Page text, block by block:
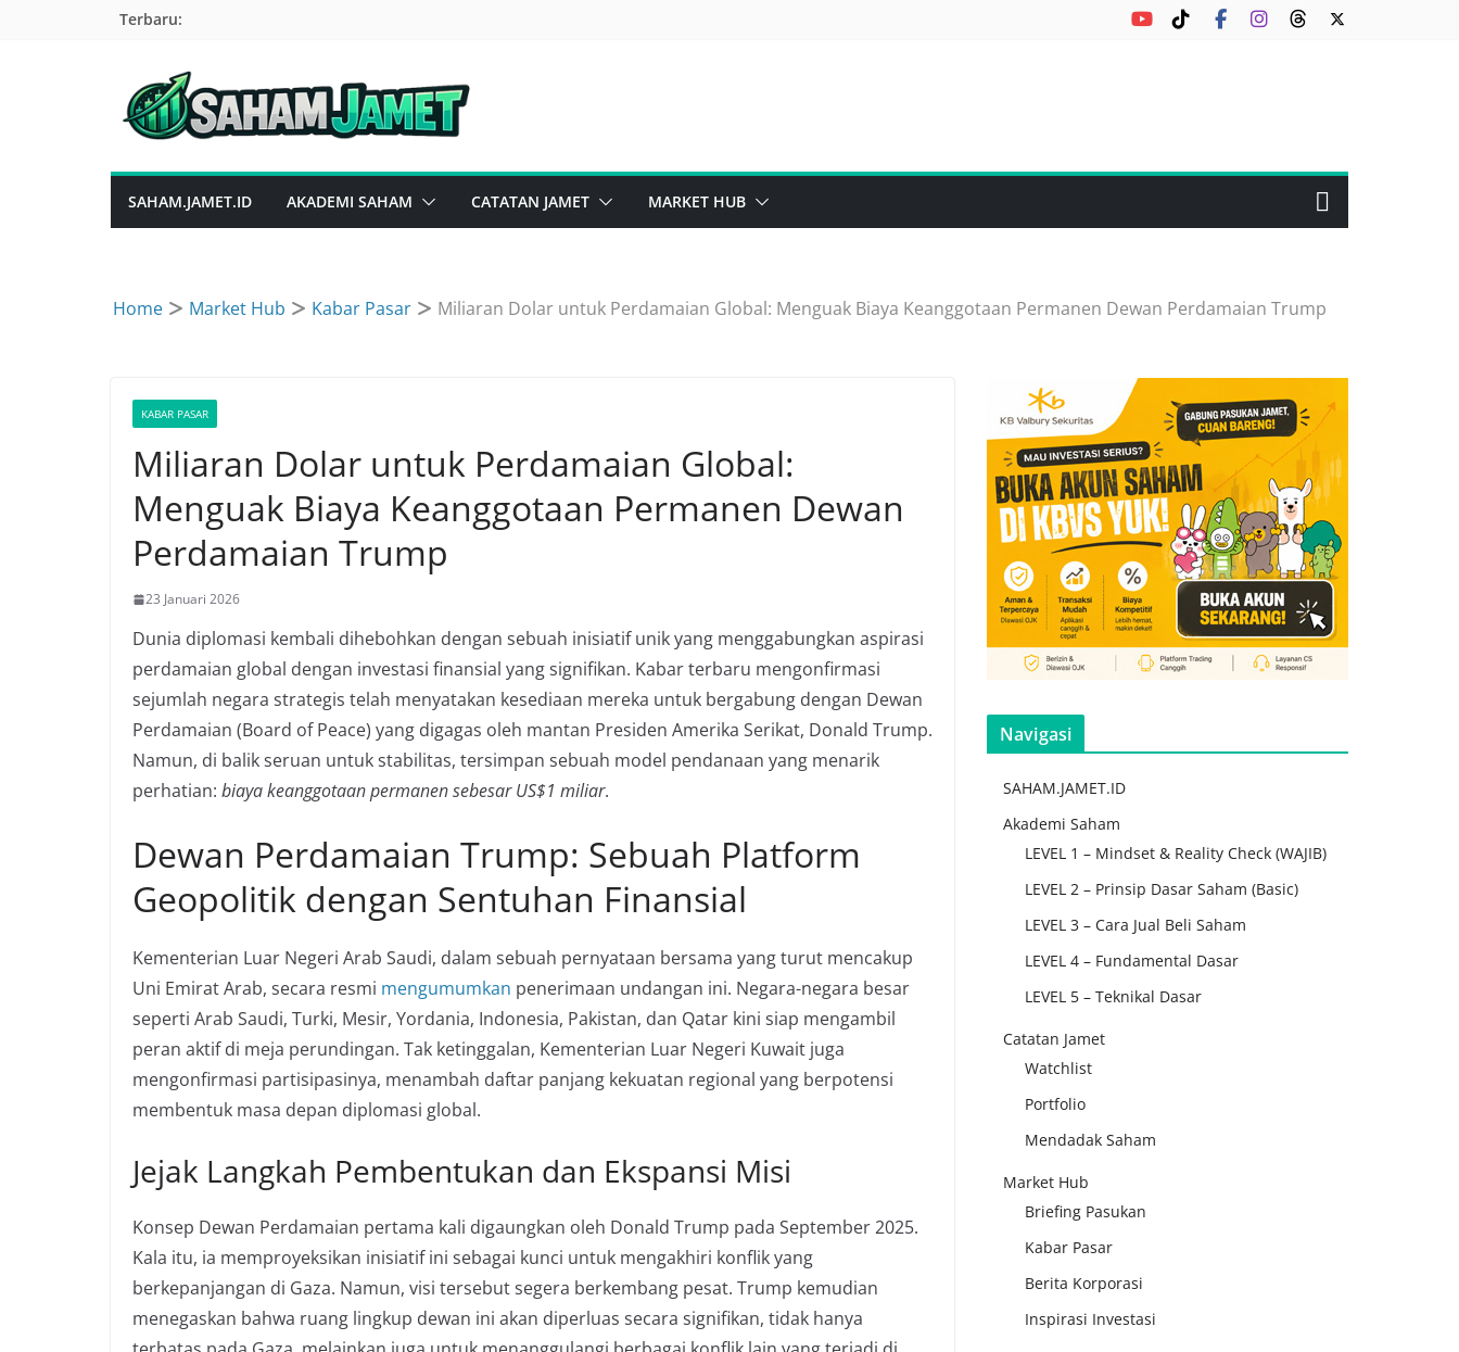
Terbaru:
SAHAM.JAMET.ID AKADEMI SAHAM CATATAN JAMET MARKET HUB
Home Market Hub Kabar Pasar Miliaran Dolar untuk Perdamaian Global: Menguak Biaya Keanggotaan Permanen Dewan Perdamaian Trump
KABAR PASAR
Miliaran Dolar untuk Perdamaian Global:
Menguak Biaya Keanggotaan Permanen Dewan
Perdamaian Trump
23 Januari 2026
Dunia diplomasi kembali dihebohkan dengan sebuah inisiatif unik yang menggabungkan aspirasi
perdamaian global dengan investasi finansial yang signifikan. Kabar terbaru mengonfirmasi
sejumlah negara strategis telah menyatakan kesediaan mereka untuk bergabung dengan Dewan
Perdamaian (Board of Peace) yang digagas oleh mantan Presiden Amerika Serikat, Donald Trump.
Namun, di balik seruan untuk stabilitas, tersimpan sebuah model pendanaan yang menarik
perhatian: biaya keanggotaan permanen sebesar US$1 miliar.
Dewan Perdamaian Trump: Sebuah Platform
Geopolitik dengan Sentuhan Finansial
Kementerian Luar Negeri Arab Saudi, dalam sebuah pernyataan bersama yang turut mencakup
Uni Emirat Arab, secara resmi mengumumkan penerimaan undangan ini. Negara-negara besar
seperti Arab Saudi, Turki, Mesir, Yordania, Indonesia, Pakistan, dan Qatar kini siap mengambil
peran aktif di meja perundingan. Tak ketinggalan, Kementerian Luar Negeri Kuwait juga
mengonfirmasi partisipasinya, menambah daftar panjang kekuatan regional yang berpotensi
membentuk masa depan diplomasi global.
Jejak Langkah Pembentukan dan Ekspansi Misi
Konsep Dewan Perdamaian pertama kali digaungkan oleh Donald Trump pada September 2025.
Kala itu, ia memproyeksikan inisiatif ini sebagai kunci untuk mengakhiri konflik yang
berkepanjangan di Gaza. Namun, visi tersebut segera berkembang pesat. Trump kemudian
menegaskan bahwa ruang lingkup dewan ini akan diperluas secara signifikan, tidak hanya
Navigasi
SAHAM.JAMET.ID
Akademi Saham
LEVEL 1 – Mindset & Reality Check (WAJIB)
LEVEL 2 – Prinsip Dasar Saham (Basic)
LEVEL 3 – Cara Jual Beli Saham
LEVEL 4 – Fundamental Dasar
LEVEL 5 – Teknikal Dasar
Catatan Jamet
Watchlist
Portfolio
Mendadak Saham
Market Hub
Briefing Pasukan
Kabar Pasar
Berita Korporasi
Inspirasi Investasi